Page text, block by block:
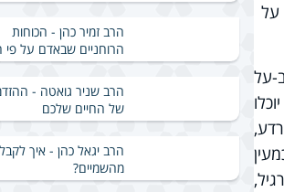
על
על
הרב זמיר כהן - הכוחות
הרוחניים שבאדם על פי
הרב שניר גואטה -
של החיים שלכם
הרב יגאל כהן - איך
מהשמיים?